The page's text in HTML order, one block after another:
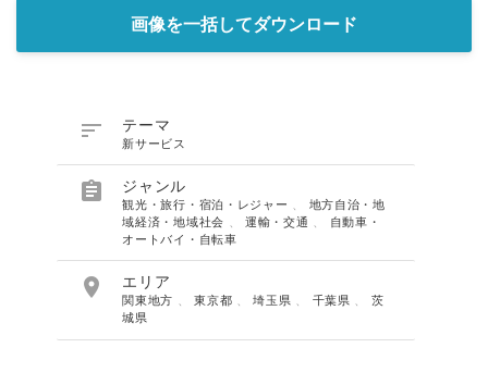
画像を一括してダウンロード
 テーマ
新サービス
 ジャンル
観光・旅行・宿泊・レジャー
地方自治・地
域経済・地域社会
、運輸・交通
自動車・
オートバイ・自転車
 エリア
関東地方 、東京都 、埼玉県 千葉県
茨
城県